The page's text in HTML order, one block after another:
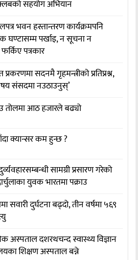
सहयोग अभियान
भवन हस्तान्तरण कार्यक्रमपनि
घण्टासम्म पर्खाइ, न सूचना न
पत्रकार
प्रकरणमा सदनमै गृहमन्त्रीको प्रतिप्रश्न,
संसदमा नउठाउनुस्’
तोलमा आठ हजारले बढ्यो
क्यान्सर कम हुन्छ ?
सामग्री प्रसारण गरेको
युवक भारतमा पक्राउ
सवारी दुर्घटना बढ्दो, तीन वर्षमा ५६९
अस्पताल दशरथचन्द स्वास्थ्य विज्ञान
शिक्षण अस्पताल बन्ने